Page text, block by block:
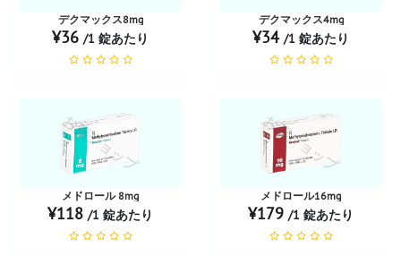
デクマックス8mg
¥36 /1 錠あたり
デクマックス4mg
¥34 /1 錠あたり
お薬ショップ
メドロール 8mg
¥118 /1 錠あたり
お薬ショップ
メドロール16mg
¥179 /1 錠あたり